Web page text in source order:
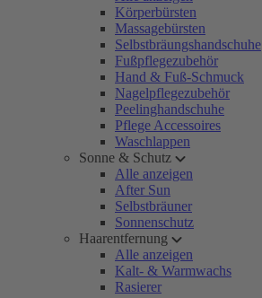
Körperbürsten
Massagebürsten
Selbstbräungshandschuhe
Fußpflegezubehör
Hand & Fuß-Schmuck
Nagelpflegezubehör
Peelinghandschuhe
Pflege Accessoires
Waschlappen
Sonne & Schutz
Alle anzeigen
After Sun
Selbstbräuner
Sonnenschutz
Haarentfernung
Alle anzeigen
Kalt- & Warmwachs
Rasierer